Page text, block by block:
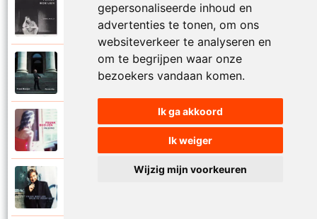
gepersonaliseerde inhoud en
advertenties te tonen, om ons
websiteverkeer te analyseren en
om te begrijpen waar onze
bezoekers vandaan komen.
Ik ga akkoord
Ik weiger
Wijzig mijn voorkeuren
Frank Boeijen
Onschuld
Frank Boeijen
Op een dag
Frank Boeijen